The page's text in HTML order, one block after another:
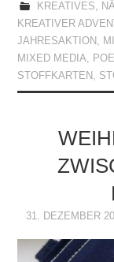
KREATIVES,
KREATIVER
JAHRESAKTION ,
MIXED MEDIA,
STOFFKARTEN ,
31. DEZEMBER